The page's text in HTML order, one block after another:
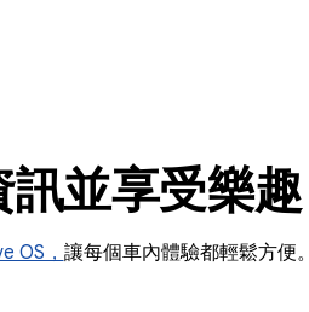
並享受樂趣
OS， 讓每個車內體驗都輕鬆方便。